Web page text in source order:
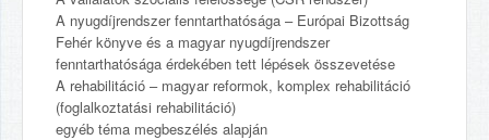
A nyugdíjrendszer fenntarthatósága – Európai Bizottság
Fehér könyve és a magyar nyugdíjrendszer
fenntarthatósága érdekében tett lépések összevetése
A rehabilitáció – magyar reformok, komplex rehabilitáció
(foglalkoztatási rehabilitáció)
egyéb téma megbeszélés alapján